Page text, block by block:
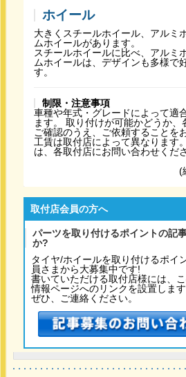
ホイール
大きくスチールホイール、アルミ
ムホイールがあります。
スチールホイールに比べ、アルミ
ムホイールは、デザインも多様で
す。
制限・注意事項
車種や年式・グレードによって適
ます。 取り付けが可能かどうか、
ご確認のうえ、ご依頼することを
工賃は取付店によって異なります
は、各取付店にお問い合わせくださ
(
取付店会員の方へ
パーツを取り付けるポイントの記
か?
タイヤ/ホイールを取り付けるポイ
員さまから大募集中です!
書いていただける取付店様には、
情報ページへのリンクを設置します
ぜひ、ご連絡ください。